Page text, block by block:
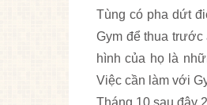
Tùng có pha dứt
Gym để thua
hình của họ là
Việc cần làm với
Tháng 10 sau đây